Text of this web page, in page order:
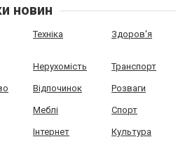
новин
Техніка Здоров'я
Нерухомість Транспорт
Відпочинок Розваги
Меблі Спорт
Інтернет Культура